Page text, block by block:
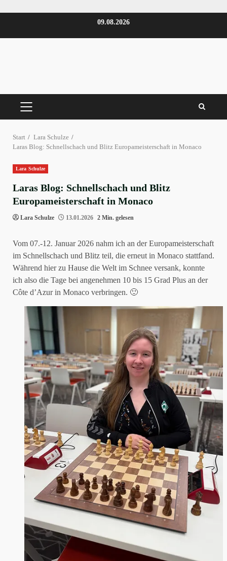
09.08.2026
PRIMÄRES
Start
Lara Schulze
Laras Blog: Schnellschach und Blitz Europameisterschaft in Monaco
Lara Schulze
Laras Blog: Schnellschach und Blitz
Europameisterschaft in Monaco
Lara Schulze 13.01.2026 2 Min. gelesen
Vom 07.-12. Januar 2026 nahm ich an der Europameisterschaft
im Schnellschach und Blitz teil, die erneut in Monaco stattfand.
Während hier zu Hause die Welt im Schnee versank, konnte
ich also die Tage bei angenehmen 10 bis 15 Grad Plus an der
Côte d’Azur in Monaco verbringen. 🙂